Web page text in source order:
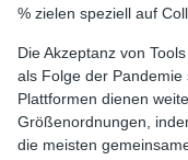
% zielen speziell auf
Die Akzeptanz von
als Folge der
Plattformen dienen
Größenordnungen,
die meisten